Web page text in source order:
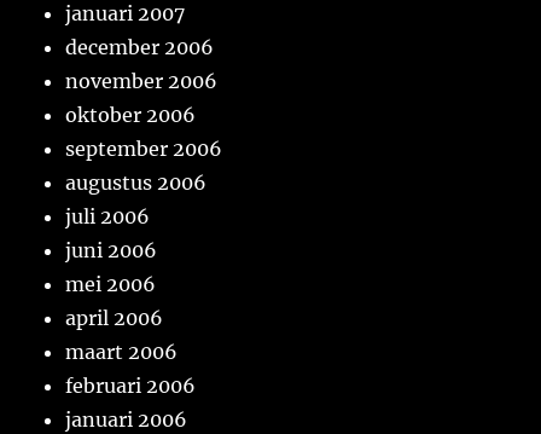
januari 2007
december 2006
november 2006
oktober 2006
september 2006
augustus 2006
juli 2006
juni 2006
mei 2006
april 2006
maart 2006
februari 2006
januari 2006